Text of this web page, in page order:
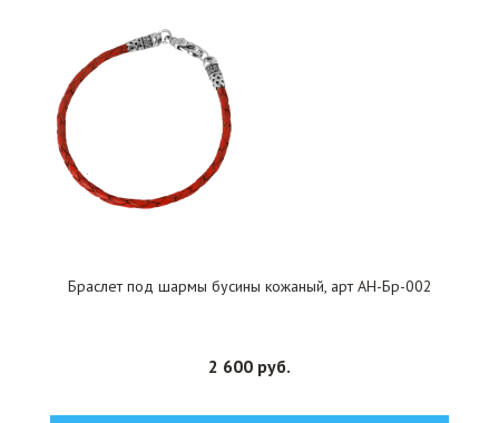
Браслет под шармы бусины кожаный, арт АН-Бр-002
2 600 руб.